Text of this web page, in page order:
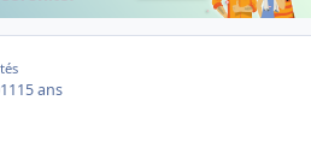
15 ans